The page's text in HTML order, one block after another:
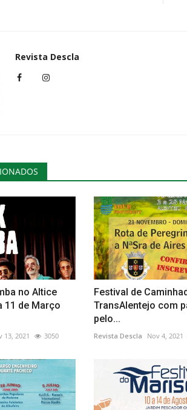
Revista Descla
no Altice
11 de Março
13, 2021 3050
Festival de
TransAlentejo com
pelo...
Revista Descla Nov 4, 2021
de Valdevez promove
pela Igualdade do Género